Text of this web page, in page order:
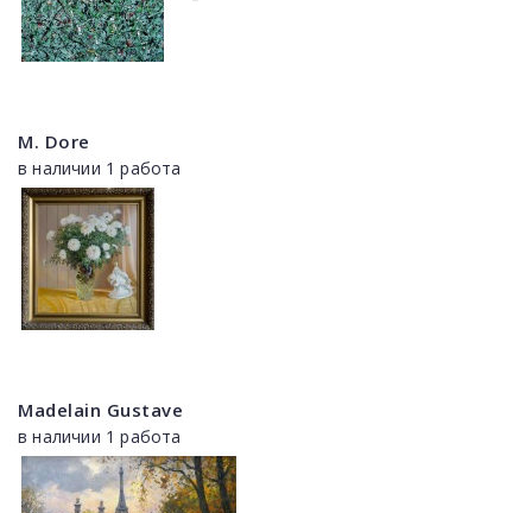
M. Dore
в наличии 1 работа
Madelain Gustave
в наличии 1 работа